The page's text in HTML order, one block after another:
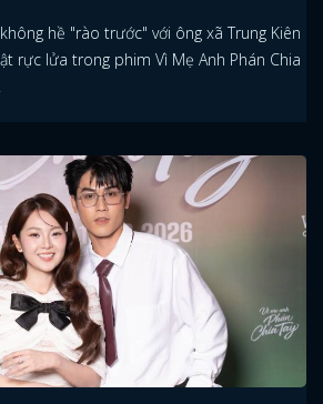
hề "rào trước" với ông xã Trung Kiên
rực lửa trong phim Vì Mẹ Anh Phán Chia